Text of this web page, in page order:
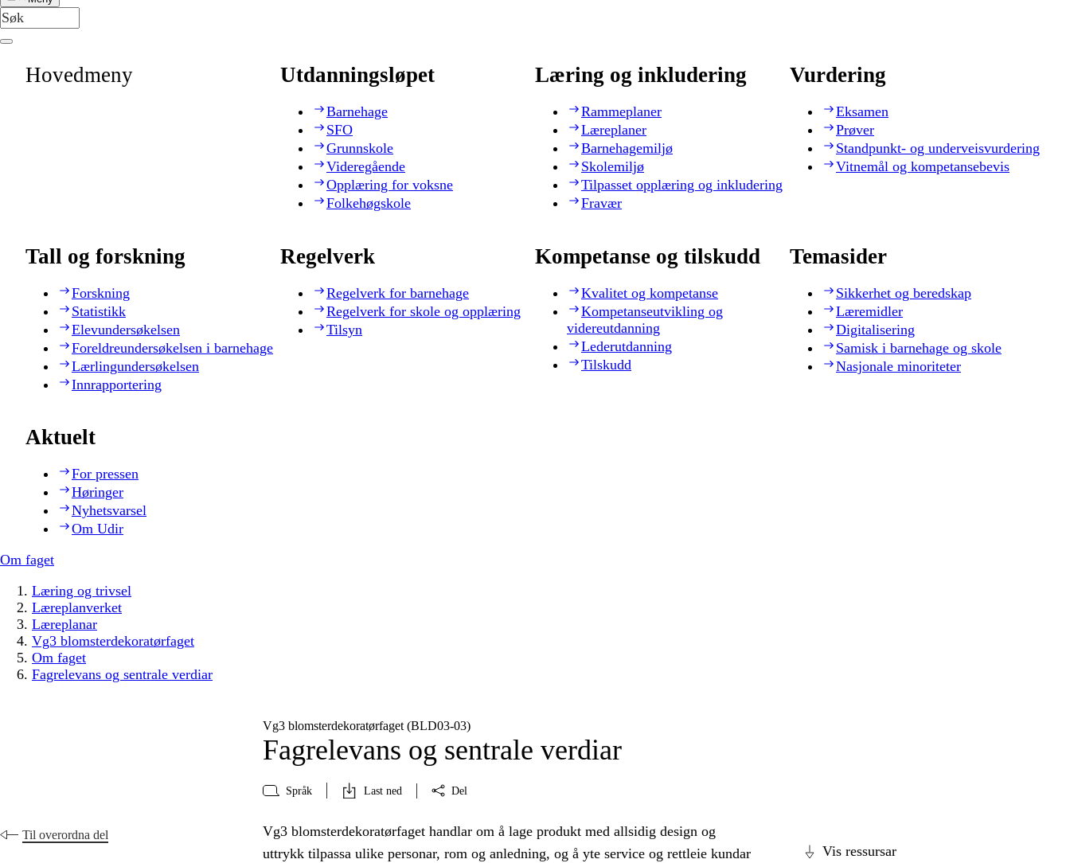
Hovedmeny Utdanningsløpet
Barnehage
SFO
Grunnskole
Videregående
Opplæring for voksne
Folkehøgskole
Læring og inkludering
Rammeplaner
Læreplaner
Barnehagemiljø
Skolemiljø
Tilpasset opplæring og inkludering
Fravær
Vurdering
Eksamen
Prøver
Standpunkt- og underveisvurdering
Vitnemål og kompetansebevis
Tall og forskning
Forskning
Statistikk
Elevundersøkelsen
Foreldreundersøkelsen i barnehage
Lærlingundersøkelsen
Innrapportering
Regelverk
Regelverk for barnehage
Regelverk for skole og opplæring
Tilsyn
Kompetanse og tilskudd
Kvalitet og kompetanse
Kompetanseutvikling og
videreutdanning
Lederutdanning
Tilskudd
Temasider
Sikkerhet og beredskap
Læremidler
Digitalisering
Samisk i barnehage og skole
Nasjonale minoriteter
Aktuelt
For pressen
Høringer
Nyhetsvarsel
Om Udir
Om faget
Læring og trivsel
Læreplanverket
Læreplanar
Vg3 blomsterdekoratørfaget
Om faget
Fagrelevans og sentrale verdiar
Vg3 blomsterdekoratørfaget (BLD03‑03)
Fagrelevans og sentrale verdiar
Språk Last ned Del
Til overordna del
Vis ressursar
Vg3 blomsterdekoratørfaget handlar om å lage produkt med allsidig design og
uttrykk tilpassa ulike personar, rom og anledning, og å yte service og rettleie kundar